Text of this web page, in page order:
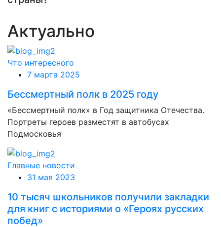
Актуально
Что интересного
7 марта 2025
Бессмертный полк в 2025 году
«Бессмертный полк» в Год защитника Отечества.
Портреты героев разместят в автобусах
Подмосковья
Главные новости
31 мая 2023
10 тысяч школьников получили закладки
для книг с историями о «Героях русских
побед»